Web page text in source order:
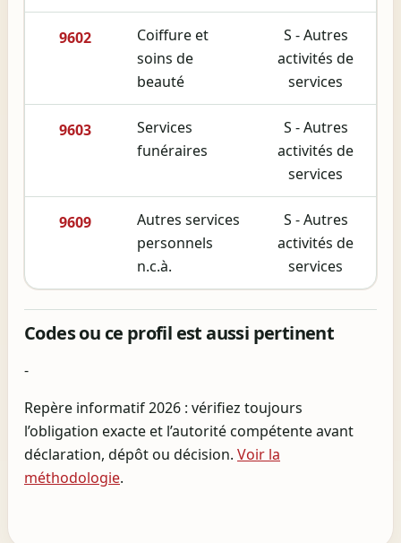
9602
Coiffure et
soins de
beauté
S - Autres
activités de
services
9603
Services
funéraires
S - Autres
activités de
services
9609
Autres services
personnels
n.c.à.
S - Autres
activités de
services
Codes ou ce profil est aussi pertinent
-
Repère informatif 2026 : vérifiez toujours
l’obligation exacte et l’autorité compétente avant
déclaration, dépôt ou décision. Voir la
méthodologie.